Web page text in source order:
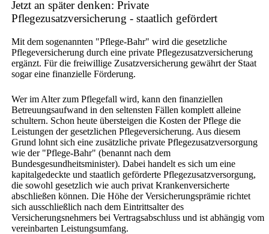
Jetzt an später denken: Private
Pflegezusatzversicherung - staatlich gefördert
Mit dem sogenannten "Pflege-Bahr" wird die gesetzliche
Pflegeversicherung durch eine private Pflegezusatzversicherung
ergänzt. Für die freiwillige Zusatzversicherung gewährt der Staat
sogar eine finanzielle Förderung.
Wer im Alter zum Pflegefall wird, kann den finanziellen
Betreuungsaufwand in den seltensten Fällen komplett alleine
schultern. Schon heute übersteigen die Kosten der Pflege die
Leistungen der gesetzlichen Pflegeversicherung. Aus diesem
Grund lohnt sich eine zusätzliche private Pflegezusatzversorgung
wie der "Pflege-Bahr" (benannt nach dem
Bundesgesundheitsminister). Dabei handelt es sich um eine
kapitalgedeckte und staatlich geförderte Pflegezusatzversorgung,
die sowohl gesetzlich wie auch privat Krankenversicherte
abschließen können. Die Höhe der Versicherungsprämie richtet
sich ausschließlich nach dem Eintrittsalter des
Versicherungsnehmers bei Vertragsabschluss und ist abhängig vom
vereinbarten Leistungsumfang.